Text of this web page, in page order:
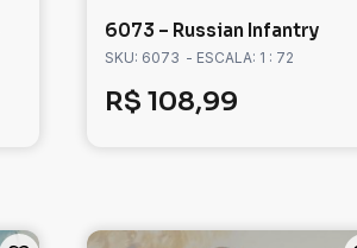
6073 – Russian Infantry
SKU: 6073 - ESCALA: 1 : 72
R$ 108,99